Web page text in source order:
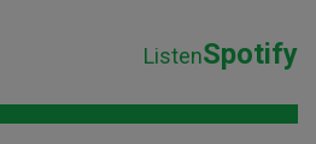
ListenSpotify